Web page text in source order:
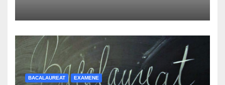
ANUL SCOLAR 2026-2027
BACALAUREAT EXAMENE